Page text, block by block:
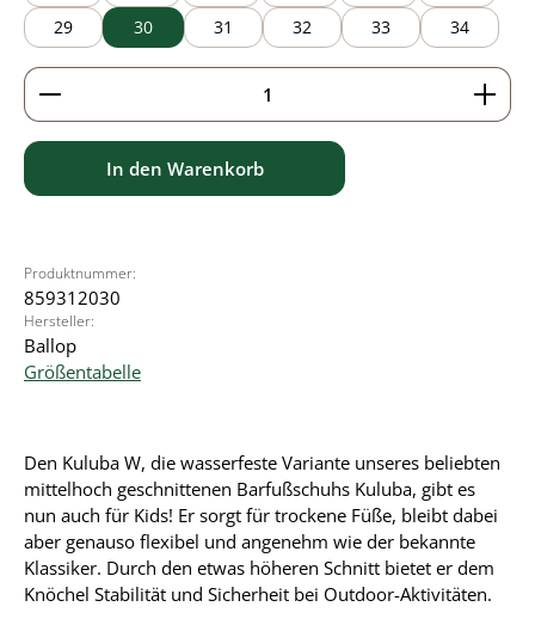
29
30 31 32 33 34
Produkt Anzahl: Gib den gewünschten Wert ein
In den Warenkorb
Produktnummer:
859312030
Hersteller:
Ballop
Größentabelle
Den Kuluba W, die wasserfeste Variante unseres beliebten
mittelhoch geschnittenen Barfußschuhs Kuluba, gibt es
nun auch für Kids! Er sorgt für trockene Füße, bleibt dabei
aber genauso flexibel und angenehm wie der bekannte
Klassiker. Durch den etwas höheren Schnitt bietet er dem
Knöchel Stabilität und Sicherheit bei Outdoor-Aktivitäten.